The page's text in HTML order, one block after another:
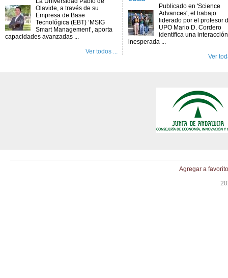
Olavide, a través de su
Empresa de Base
Tecnológica (EBT) ‘MSIG
Smart Management’, aporta
capacidades avanzadas ...
Ver todos ...
Publicado en 'Science
Advances', el trabajo
liderado por el profesor
UPO Mario D. Cordero
identifica una interacción
inesperada ...
Ver
Agregar a